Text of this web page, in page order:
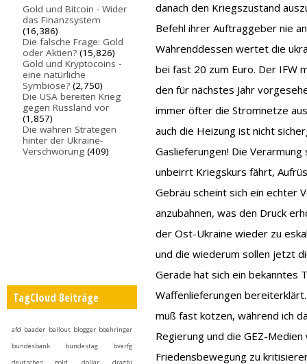
Gold und Bitcoin - Wider
das Finanzsystem
(16,386)
Die falsche Frage: Gold
oder Aktien? (15,826)
Gold und Kryptocoins -
eine natürliche
Symbiose? (2,750)
Die USA bereiten Krieg
gegen Russland vor
(1,857)
Die wahren Strategen
hinter der Ukraine-
Verschwörung (409)
TagCloud Beiträge
afd baader bailout blogger boehringer
bundesbank
bundestag
bverfg
deutsches gold
dollar
draghi
danach den Kriegszustand
Befehl ihrer Auftraggeber nie
Währenddessen wertet die
bei fast 20 zum Euro. Der IFW
den für nächstes Jahr
immer öfter die Stromnetze
auch die Heizung ist nicht
Gaslieferungen! Die
unbeirrt Kriegskurs fährt,
Gebräu scheint sich ein echter
anzubahnen, was den Druck
der Ost-Ukraine wieder zu
und die wiederum sollen jetzt
Gerade hat sich ein bekanntes
Waffenlieferungen
muß fast kotzen, während ich
Regierung und die GEZ-
Friedensbewegung zu